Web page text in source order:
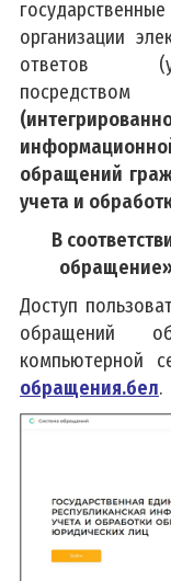
организации
ответов
обращений
учета и
В
Доступ
обращений
компьютерной
обращения.бел.